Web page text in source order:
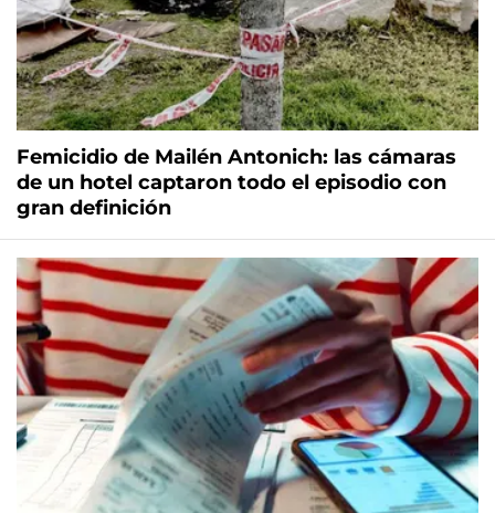
Femicidio de Mailén Antonich: las cámaras
de un hotel captaron todo el episodio con
gran definición